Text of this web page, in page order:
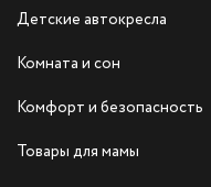
Детские автокресла
Комната и сон
Комфорт и безопасность
Товары для мамы